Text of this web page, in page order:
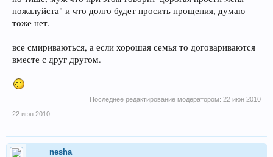
пожалуйста" и что долго будет просить прощения, думаю
тоже нет.
все смириваються, а если хорошая семья то договариваются
вместе с друг другом.
Последнее редактирование модератором: 22 июн 2010
22 июн 2010
nesha